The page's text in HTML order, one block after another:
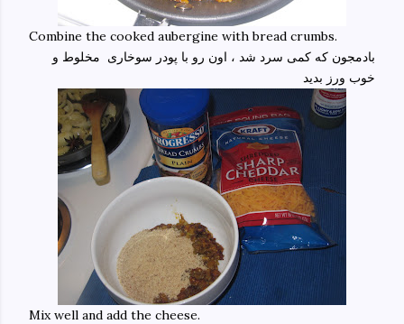
Combine the cooked aubergine with bread crumbs.
بادمجون که کمی سرد شد ، اون رو با پودر سوخاری مخلوط و
خوب ورز بدید
Mix well and add the cheese.